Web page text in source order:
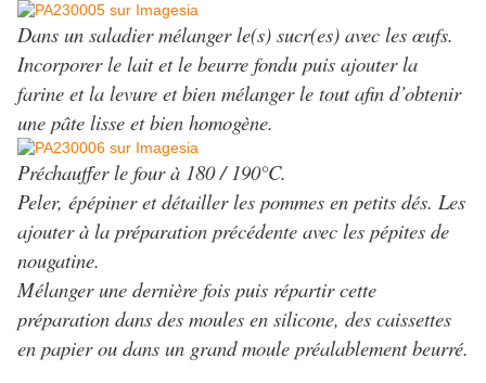
Dans un saladier mélanger le(s) sucr(es) avec les œufs.
Incorporer le lait et le beurre fondu puis ajouter la
farine et la levure et bien mélanger le tout afin d’obtenir
une pâte lisse et bien homogène.
Préchauffer le four à 180 / 190°C.
Peler, épépiner et détailler les pommes en petits dés. Les
ajouter à la préparation précédente avec les pépites de
nougatine.
Mélanger une dernière fois puis répartir cette
préparation dans des moules en silicone, des caissettes
en papier ou dans un grand moule préalablement beurré.